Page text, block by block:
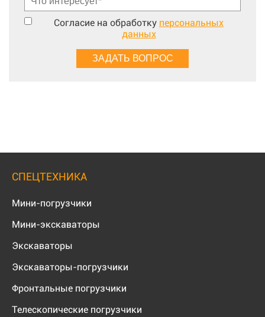
Согласие на обработку персональных
данных
СПЕЦТЕХНИКА
Мини-погрузчики
Мини-экскаваторы
Экскаваторы
Экскаваторы-погрузчики
Фронтальные погрузчики
Телескопические погрузчики